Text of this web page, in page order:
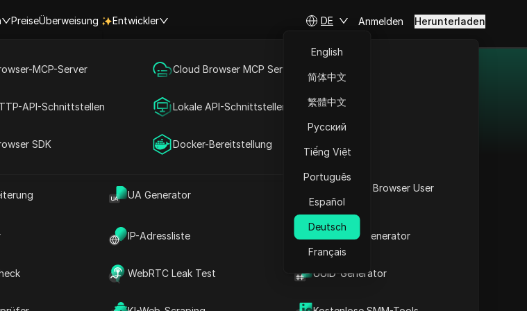
Marketing
UA Generator
Was ist mein Browser User
Agent
IP-Adressliste 2FA-Code-Generator
WebRTC Leak Test UUID-Generator
PreiseÜberweisung Entwickler
MCP-Server Cloud Browser MCP Server
API-Schnittstellen Lokale API-Schnittstellen
SDK Docker-Bereitstellung
DE
English
简体中文
繁體中文
Русский
Tiếng Việt
Português
Español
Deutsch
Français
Anmelden Herunterladen
kostenlose RPA (Robotic Process Automation), um
über mehrere Plattformen hinweg zu optimieren.
werden bald verfügbar sein – bleiben Sie dran!
Suche Workflow anpassen